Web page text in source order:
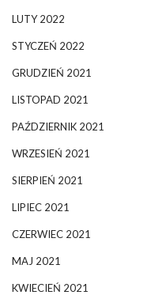
LUTY 2022
STYCZEŃ 2022
GRUDZIEŃ 2021
LISTOPAD 2021
PAŹDZIERNIK 2021
WRZESIEŃ 2021
SIERPIEŃ 2021
LIPIEC 2021
CZERWIEC 2021
MAJ 2021
KWIECIEŃ 2021